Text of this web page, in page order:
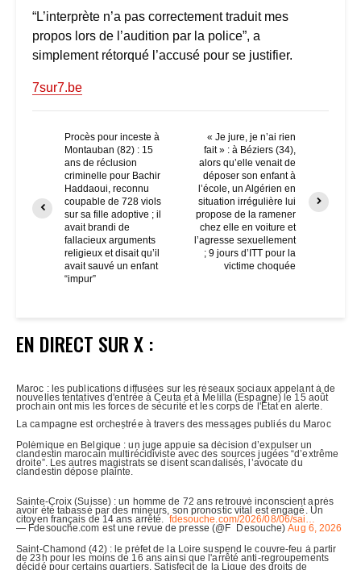
“L’interprète n’a pas correctement traduit mes
propos lors de l’audition par la police”, a
simplement rétorqué l’accusé pour se justifier.
7sur7.be
Procès pour inceste à
Montauban (82) : 15
ans de réclusion
criminelle pour Bachir
Haddaoui, reconnu
coupable de 728 viols
sur sa fille adoptive ; il
avait brandi de
fallacieux arguments
religieux et disait qu’il
avait sauvé un enfant
“impur”
« Je jure, je n’ai rien
fait » : à Béziers (34),
alors qu’elle venait de
déposer son enfant à
l’école, un Algérien en
situation irrégulière lui
propose de la ramener
chez elle en voiture et
l’agresse sexuellement
; 9 jours d’ITT pour la
victime choquée
EN DIRECT SUR X :